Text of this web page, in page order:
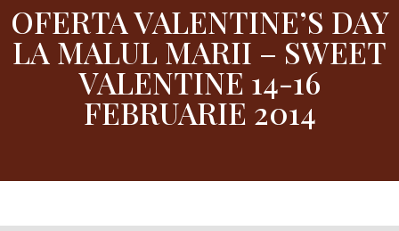
OFERTA VALENTINE’S DAY
LA MALUL MARII – SWEET
VALENTINE 14-16
FEBRUARIE 2014